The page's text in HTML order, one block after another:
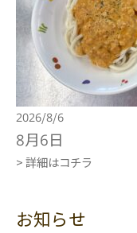
2026/8/6
8月6日
> 詳細はコチラ
お知らせ